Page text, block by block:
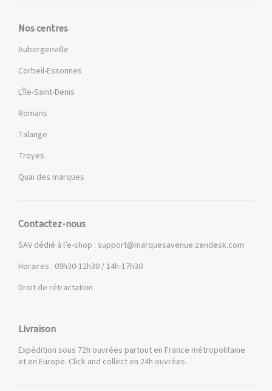
Nos centres
Aubergenville
Corbeil-Essonnes
L'Île-Saint-Denis
Romans
Talange
Troyes
Quai des marques
Contactez-nous
SAV dédié à l’e-shop : support@marquesavenue.zendesk.com
Horaires : 09h30-12h30 / 14h-17h30
Droit de rétractation
Livraison
Expédition sous 72h ouvrées partout en France métropolitaine
et en Europe. Click and collect en 24h ouvrées.